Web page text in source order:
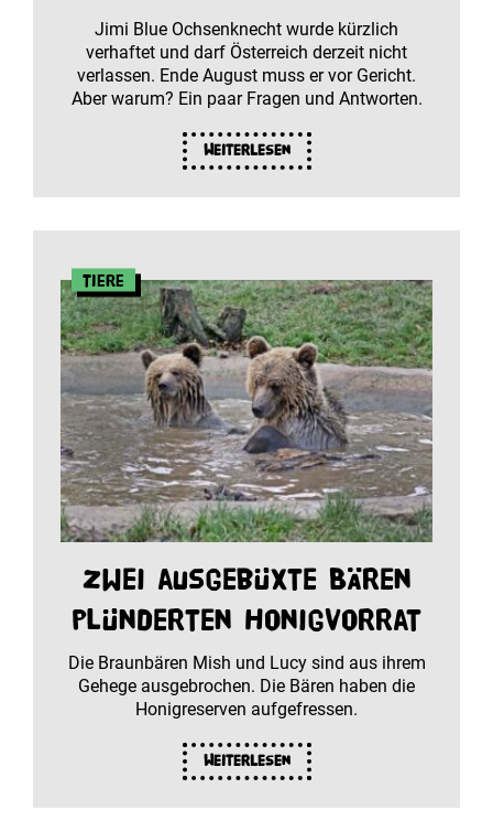
Jimi Blue Ochsenknecht wurde kürzlich
verhaftet und darf Österreich derzeit nicht
verlassen. Ende August muss er vor Gericht.
Aber warum? Ein paar Fragen und Antworten.
Weiterlesen
Tiere
Zwei ausgebüxte Bären
plünderten Honigvorrat
Die Braunbären Mish und Lucy sind aus ihrem
Gehege ausgebrochen. Die Bären haben die
Honigreserven aufgefressen.
Weiterlesen